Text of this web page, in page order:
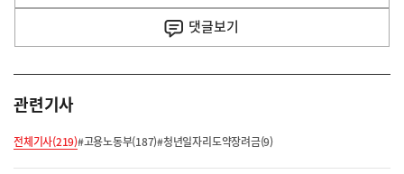
댓글보기
관련기사
전체기사(219)#고용노동부(187)#청년일자리도약장려금(9)